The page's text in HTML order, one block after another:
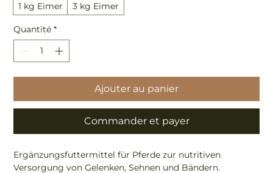
1 kg Eimer
3 kg Eimer
Quantité *
Ajouter au panier
Commander et payer
Ergänzungsfuttermittel für Pferde zur nutritiven
Versorgung von Gelenken, Sehnen und Bändern.